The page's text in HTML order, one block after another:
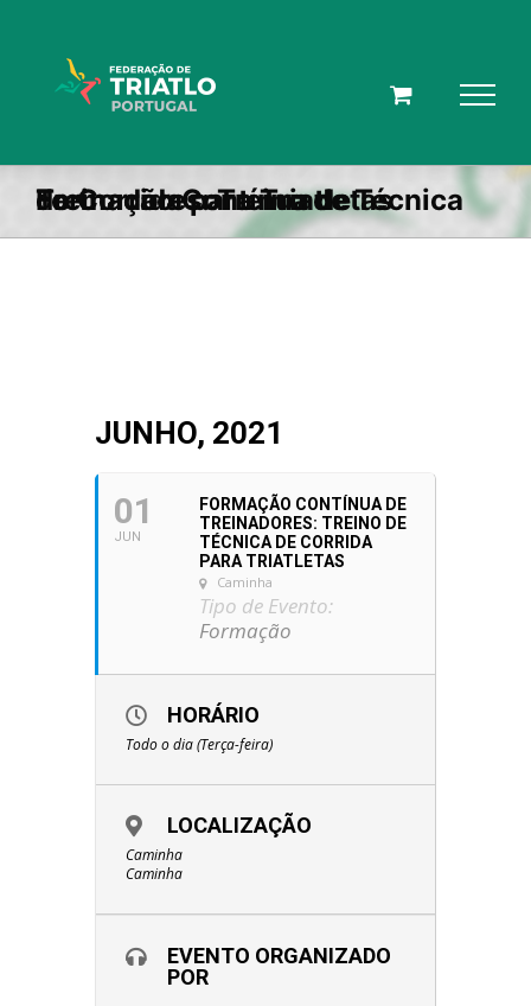
Formação Contínua de Treinadores: Treino de Técnica de Corrida para Triatletas
JUNHO, 2021
01
JUN
FORMAÇÃO CONTÍNUA DE
TREINADORES: TREINO DE
TÉCNICA DE CORRIDA
PARA TRIATLETAS
Caminha
Tipo de Evento:
Formação
HORÁRIO
Todo o dia (Terça-feira)
LOCALIZAÇÃO
Caminha
Caminha
EVENTO ORGANIZADO
POR